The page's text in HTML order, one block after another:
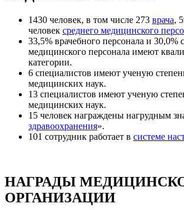
1430 человек, в том числе 273 врача,
человек среднего медицинского
33,5% врачебного персонала и 30,0%
медицинского персонала имеют
категории.
6 специалистов имеют ученую
медицинских наук.
13 специалистов имеют ученую
медицинских наук.
15 человек награждены нагрудным
здравоохранения».
101 сотрудник работает в системе
НАГРАДЫ
ОРГАНИЗАЦИИ